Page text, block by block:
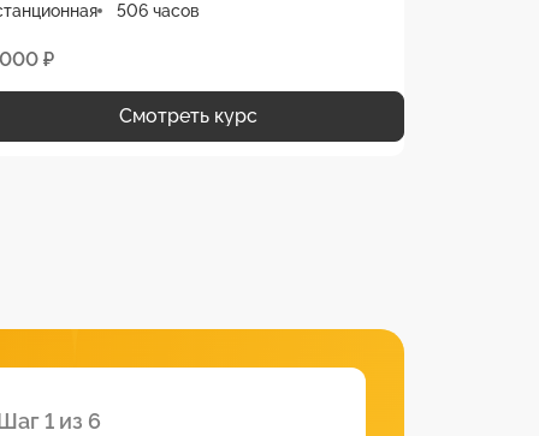
506 часов
₽
Смотреть курс
1 из 6